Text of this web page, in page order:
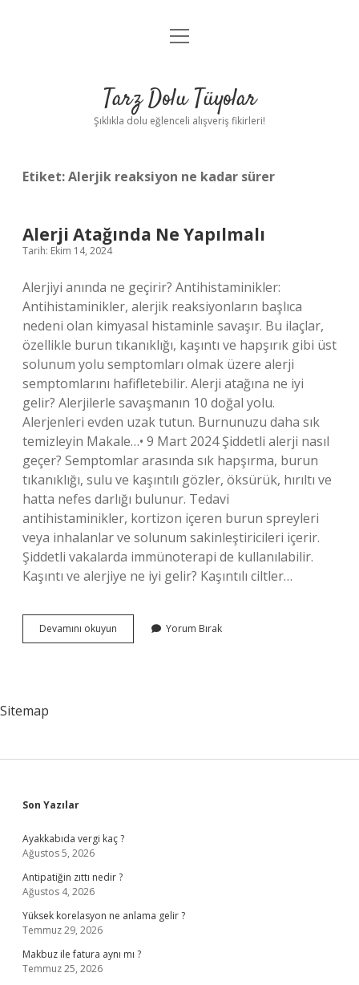
Anasayfa
Yasal Uyarı
menüyü
Tarz Dolu Tüyolar
Şıklıkla dolu eğlenceli alışveriş fikirleri!
Etiket:Alerjik reaksiyon ne kadar sürer
Alerji Atağında Ne Yapılmalı
Tarih: Ekim 14, 2024
Alerjiyi anında ne geçirir? Antihistaminikler:
Antihistaminikler, alerjik reaksiyonların başlıca
nedeni olan kimyasal histaminle savaşır. Bu ilaçlar,
özellikle burun tıkanıklığı, kaşıntı ve hapşırık gibi üst
solunum yolu semptomları olmak üzere alerji
semptomlarını hafifletebilir. Alerji atağına ne iyi
gelir? Alerjilerle savaşmanın 10 doğal yolu.
Alerjenleri evden uzak tutun. Burnunuzu daha sık
temizleyin Makale…• 9 Mart 2024 Şiddetli alerji nasıl
geçer? Semptomlar arasında sık hapşırma, burun
tıkanıklığı, sulu ve kaşıntılı gözler, öksürük, hırıltı ve
hatta nefes darlığı bulunur. Tedavi
antihistaminikler, kortizon içeren burun spreyleri
veya inhalanlar ve solunum sakinleştiricileri içerir.
Şiddetli vakalarda immünoterapi de kullanılabilir.
Kaşıntı ve alerjiye ne iyi gelir? Kaşıntılı ciltler…
Devamını okuyun
Atağında
Yorum Bırak
Sitemap
Sidebar
Son Yazılar
Ayakkabıda vergi kaç ?
Ağustos 5, 2026
Antipatiğin zıttı nedir ?
Ağustos 4, 2026
Yüksek korelasyon ne anlama gelir ?
Temmuz 29, 2026
Makbuz ile fatura aynı mı ?
Temmuz 25, 2026